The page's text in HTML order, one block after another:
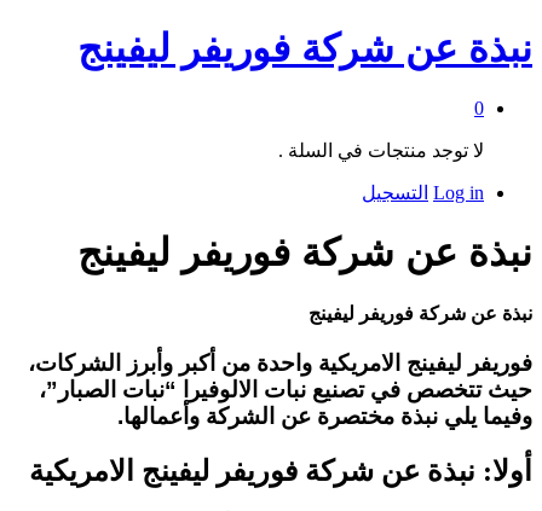
نبذة عن شركة فوريفر ليفينج
0
لا توجد منتجات في السلة .
Log in التسجيل
نبذة عن شركة فوريفر ليفينج
نبذة عن شركة فوريفر ليفينج
فوريفر ليفينج الامريكية واحدة من أكبر وأبرز الشركات،
حيث تتخصص في تصنيع نبات الالوفيرا “نبات الصبار”،
وفيما يلي نبذة مختصرة عن الشركة وأعمالها.
أولا: نبذة عن شركة فوريفر ليفينج الامريكية